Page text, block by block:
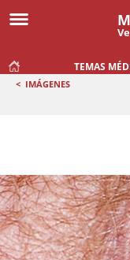
TEMAS
< IMÁGENES